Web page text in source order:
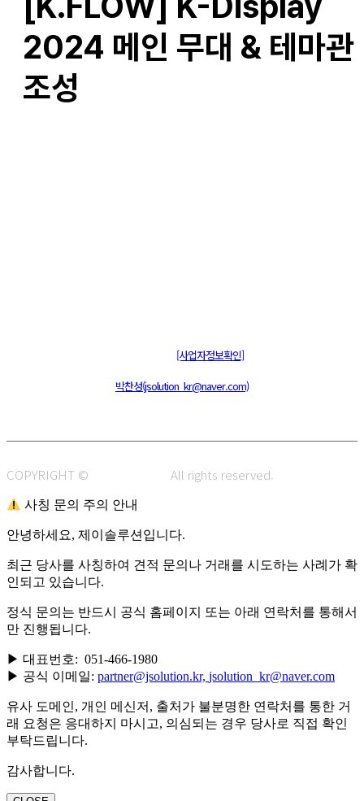
2024 메인 무대 & 테마관
조성
[사업자정보확인]
박찬성(jsolution_kr@naver.com)
COPYRIGHT © All rights reserved.
사칭 문의 주의 안내
안녕하세요, 제이솔루션입니다.
최근 당사를 사칭하여 견적 문의나 거래를 시도하는 사례가 확
인되고 있습니다.
정식 문의는 반드시 공식 홈페이지 또는 아래 연락처를 통해서
만 진행됩니다.
▶ 대표번호: 051-466-1980
▶ 공식 이메일: partner@jsolution.kr, jsolution_kr@naver.com
유사 도메인, 개인 메신저, 출처가 불분명한 연락처를 통한 거
래 요청은 응대하지 마시고, 의심되는 경우 당사로 직접 확인
부탁드립니다.
감사합니다.